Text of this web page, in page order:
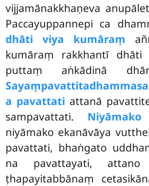
vijjamānakkhaṇeva
Paccayuppannepi ca
dhāti viya kumāraṃ
kumāraṃ rakkhantī dhāti
puttaṃ aṅkādinā
a pavattati attanā
sampavattati.
niyāmako ekanāvāya
pavattati, bhaṅgato
na pavattayati,
ṭhapayitabbānaṃ